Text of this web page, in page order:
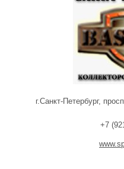
г.Санкт-Петербург,
+7